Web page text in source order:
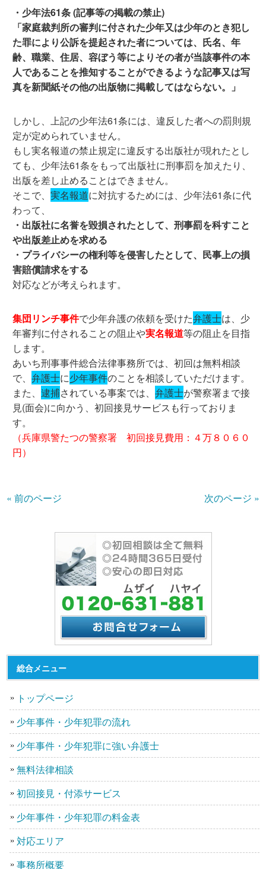
・少年法61条 (記事等の掲載の禁止)
「家庭裁判所の審判に付された少年又は少年のとき犯し
た罪により公訴を提起された者については、氏名、年
齢、職業、住居、容ぼう等によりその者が当該事件の本
人であることを推知することができるような記事又は写
真を新聞紙その他の出版物に掲載してはならない。」
しかし、上記の少年法61条には、違反した者への罰則規
定が定められていません。
もし実名報道の禁止規定に違反する出版社が現れたとし
ても、少年法61条をもって出版社に刑事罰を加えたり、
出版を差し止めることはできません。
そこで、実名報道に対抗するためには、少年法61条に代
わって、
・出版社に名誉を毀損されたとして、刑事罰を科すこと
や出版差止めを求める
・プライバシーの権利等を侵害したとして、民事上の損
害賠償請求をする
対応などが考えられます。
集団リンチ事件で少年弁護の依頼を受けた弁護士は、少
年審判に付されることの阻止や実名報道等の阻止を目指
します。
あいち刑事事件総合法律事務所では、初回は無料相談
で、弁護士に少年事件のことを相談していただけます。
また、逮捕されている事案では、弁護士が警察署まで接
見(面会)に向かう、初回接見サービスも行っておりま
す。
（兵庫県警たつの警察署 初回接見費用：４万８０６０
円）
« 前のページ 次のページ »
総合メニュー
トップページ
少年事件・少年犯罪の流れ
少年事件・少年犯罪に強い弁護士
無料法律相談
初回接見・付添サービス
少年事件・少年犯罪の料金表
対応エリア
事務所概要